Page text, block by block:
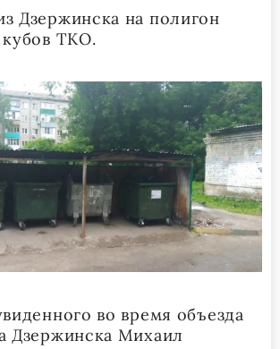
Дзержинска на полигон
кубов ТКО.
во время объезда
Дзержинска Михаил